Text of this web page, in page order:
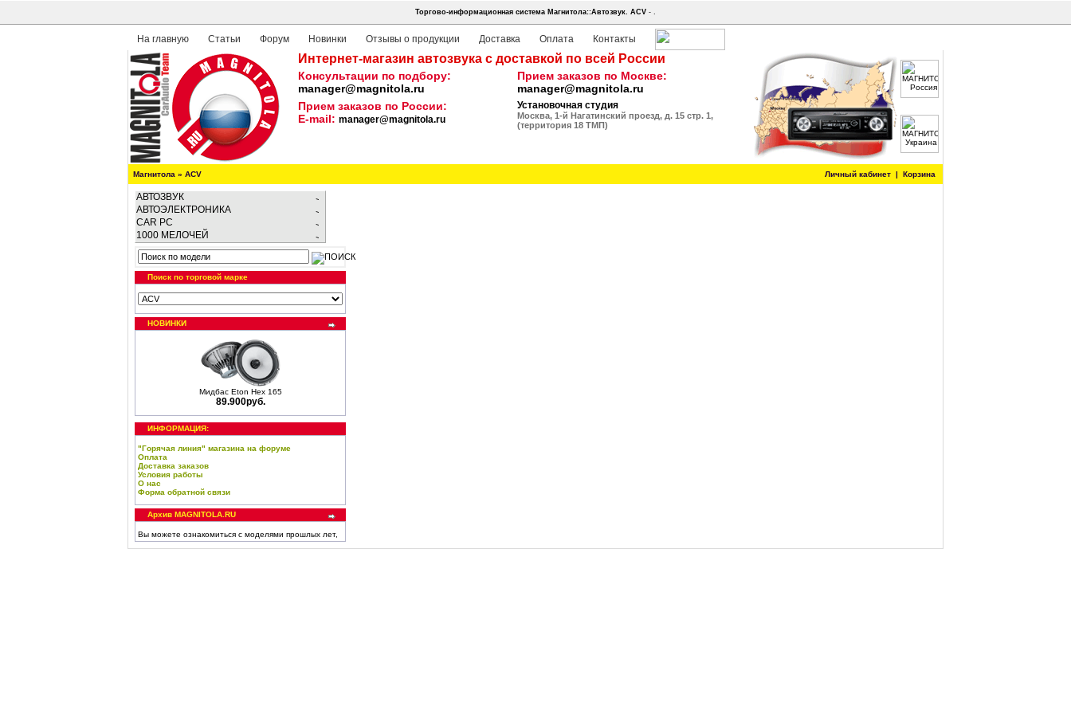
Торгово-информационная система Магнитола::Автозвук. ACV - .
На главную Статьи Форум Новинки Отзывы о продукции Доставка Оплата Контакты
Интернет-магазин автозвука с доставкой по всей России
Консультации по подбору:
manager@magnitola.ru
Прием заказов по Москве:
manager@magnitola.ru
Прием заказов по России:
E-mail: manager@magnitola.ru
Установочная студия
Москва, 1-й Нагатинский проезд, д. 15 стр. 1,
(территория 18 ТМП)
Магнитола » ACV Личный кабинет | Корзина
АВТОЗВУК
АВТОЭЛЕКТРОНИКА
CAR PC
1000 МЕЛОЧЕЙ
Поиск по торговой марке
НОВИНКИ
Мидбас Eton Hex 165
89.900руб.
ИНФОРМАЦИЯ:
"Горячая линия" магазина на форуме
Оплата
Доставка заказов
Условия работы
О нас
Форма обратной связи
Архив MAGNITOLA.RU
Вы можете ознакомиться с моделями прошлых лет,